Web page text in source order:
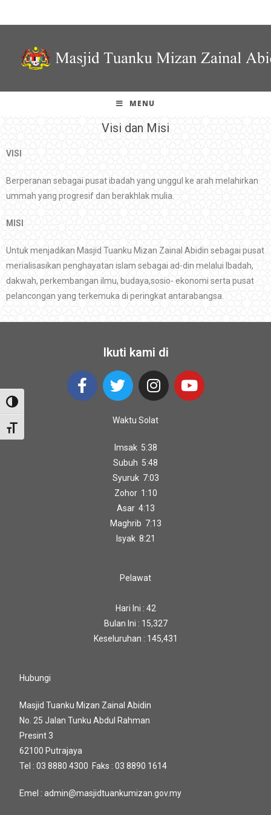
Toggle High Contrast
Toggle Font size
MENU
Visi dan Misi
VISI
Berperanan sebagai pusat ibadah yang unggul ke arah melahirkan
ummah yang progresif dan berakhlak mulia.
MISI
Untuk menjadikan Masjid Tuanku Mizan Zainal Abidin sebagai pusat
merialisasikan penghayatan islam sebagai ad-din melalui Ibadah,
dakwah, perkembangan ilmu, budaya,sosio- ekonomi serta pusat
pelancongan yang terkemuka di peringkat antarabangsa.
Ikuti kami di
Waktu Solat
Imsak 5:38
Subuh 5:48
Syuruk 7:03
Zohor 1:10
Asar 4:13
Maghrib 7:13
Isyak 8:21
Pelawat
Hari Ini : 42
Bulan Ini : 15,327
Keseluruhan : 145,431
Hubungi
Masjid Tuanku Mizan Zainal Abidin
No. 25 Jalan Tunku Abdul Rahman
Presint 3
62100 Putrajaya
Tel : 03 8880 4300 Faks : 03 8890 1614
Emel : admin@masjidtuankumizan.gov.my